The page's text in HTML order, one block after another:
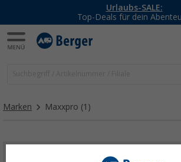
Urlaubs-SALE:
Top-Deals für dein
Marken Maxxpro (1)